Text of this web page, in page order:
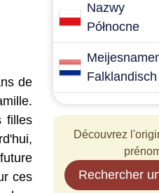
de
filles
ces
Nazwy
Północne
Falklandisch
Découvrez
Rechercher